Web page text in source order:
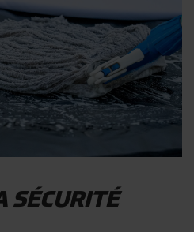
SÉCURITÉ